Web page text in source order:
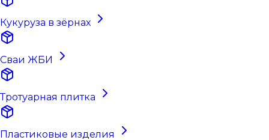
Кукуруза в зёрнах
Сваи ЖБИ
Тротуарная плитка
Пластиковые изделия